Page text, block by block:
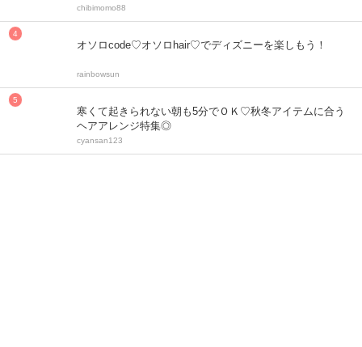
chibimomo88
オソロcode♡オソロhair♡でディズニーを楽しもう！
rainbowsun
寒くて起きられない朝も5分でＯＫ♡秋冬アイテムに合う
ヘアアレンジ特集◎
cyansan123